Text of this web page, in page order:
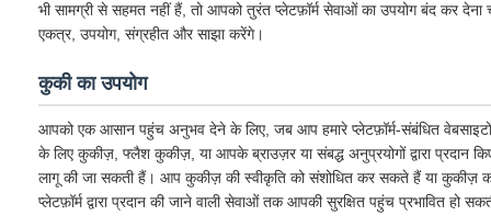
भी सामग्री से सहमत नहीं हैं, तो आपको तुरंत प्लेटफ़ॉर्म सेवाओं का उपयोग बंद कर
एकत्र, उपयोग, संग्रहीत और साझा करेंगे।
कुकी का उपयोग
आपको एक आसान पहुंच अनुभव देने के लिए, जब आप हमारे प्लेटफ़ॉर्म-संबंधित वेबसाइटों
के लिए कुकीज़, फ्लैश कुकीज़, या आपके ब्राउज़र या संबद्ध अनुप्रयोगों द्वारा
लागू की जा सकती हैं। आप कुकीज़ की स्वीकृति को संशोधित कर सकते हैं या कुकीज़
प्लेटफ़ॉर्म द्वारा प्रदान की जाने वाली सेवाओं तक आपकी सुरक्षित पहुंच प्रभावित हो